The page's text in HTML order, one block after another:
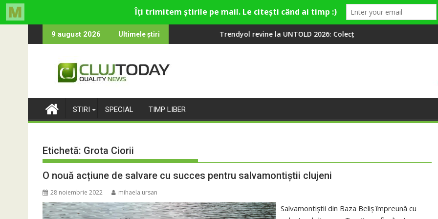
to
9 august 2026 Ultimele știri
rămân: Almost Still Trendyol revine la UNTOLD 2026: Colecții capsulă lansate cu Gina, Smiley și
Peste 100 000 de oameni
STIRI SPECIAL TIMP LIBER
Etichetă: Grota Ciorii
O nouă acțiune de salvare cu succes pentru salvamontiștii clujeni
28 noiembrie 2022 mihaela.ursan
Salvamontiștii din Baza Beliș împreună cu